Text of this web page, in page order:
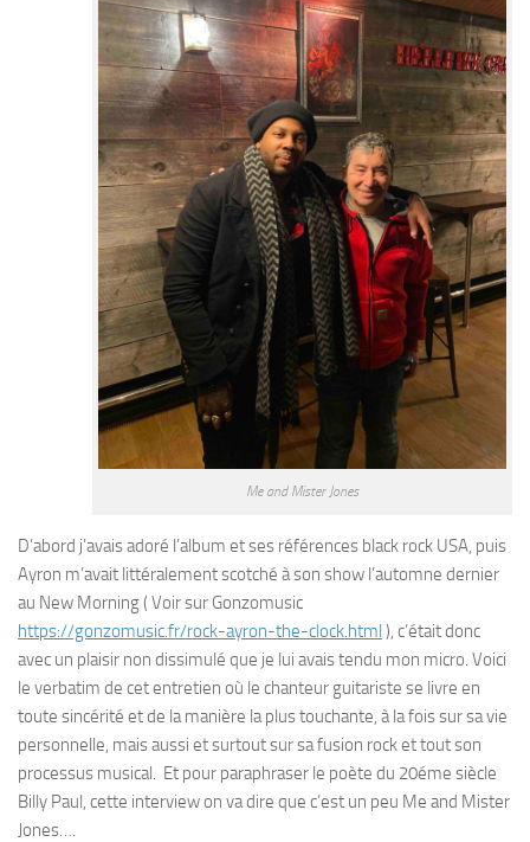
Me and Mister Jones
D’abord j’avais adoré l’album et ses références black rock USA, puis
Ayron m’avait littéralement scotché à son show l’automne dernier
au New Morning ( Voir sur Gonzomusic
https://gonzomusic.fr/rock-ayron-the-clock.html ), c’était donc
avec un plaisir non dissimulé que je lui avais tendu mon micro. Voici
le verbatim de cet entretien où le chanteur guitariste se livre en
toute sincérité et de la manière la plus touchante, à la fois sur sa vie
personnelle, mais aussi et surtout sur sa fusion rock et tout son
processus musical. Et pour paraphraser le poète du 20éme siècle
Billy Paul, cette interview on va dire que c’est un peu Me and Mister
Jones….